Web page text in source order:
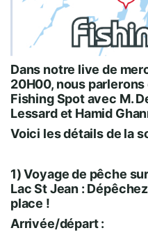
Dans notre live de
20H00, nous
Fishing Spot avec M.
Lessard et Hamid
Voici les détails de la
1) Voyage de pêche
Lac St Jean :
place !
Arrivée/départ :